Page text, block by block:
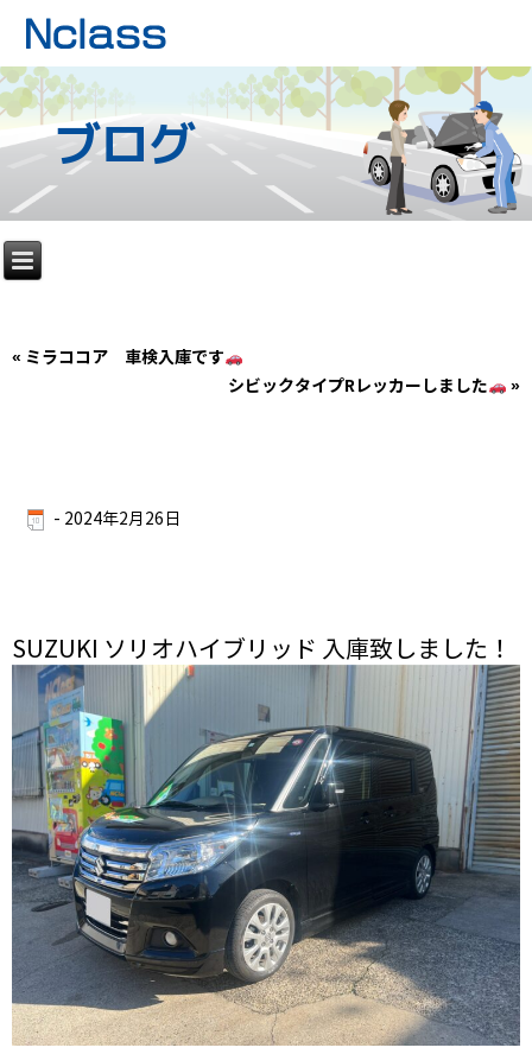
ブログ
« ミラココア 車検入庫です
シビックタイプRレッカーしました
»
- 2024年2月26日
SUZUKI ソリオハイブリッド 入庫致しました！